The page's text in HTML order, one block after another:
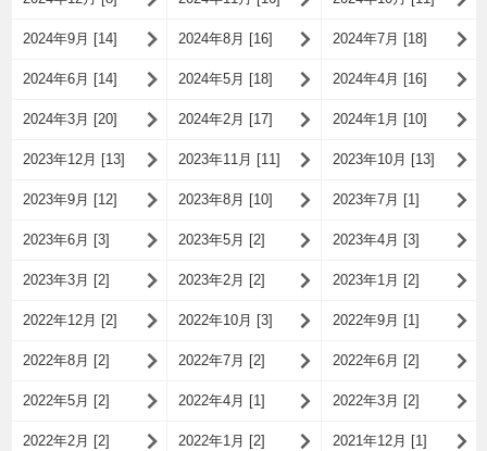
2024年9月 [14] 2024年8月 [16] 2024年7月 [18]
2024年6月 [14] 2024年5月 [18] 2024年4月 [16]
2024年3月 [20] 2024年2月 [17] 2024年1月 [10]
2023年12月 [13] 2023年11月 [11] 2023年10月 [13]
2023年9月 [12] 2023年8月 [10] 2023年7月 [1]
2023年6月 [3] 2023年5月 [2] 2023年4月 [3]
2023年3月 [2] 2023年2月 [2] 2023年1月 [2]
2022年12月 [2] 2022年10月 [3] 2022年9月 [1]
2022年8月 [2] 2022年7月 [2] 2022年6月 [2]
2022年5月 [2] 2022年4月 [1] 2022年3月 [2]
2022年2月 [2] 2022年1月 [2] 2021年12月 [1]